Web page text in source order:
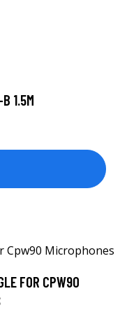
1.5M
FOR CPW90